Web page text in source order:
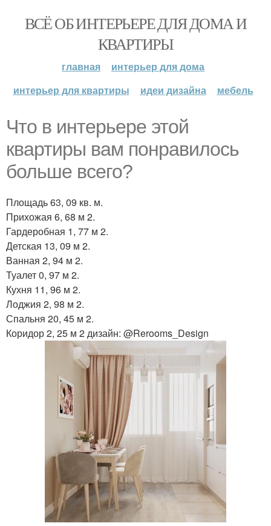
ВСЁ ОБ ИНТЕРЬЕРЕ ДЛЯ ДОМА И
КВАРТИРЫ
главная
интерьер для дома
интерьер для квартиры
идеи дизайна мебель
Что в интерьере этой
квартиры вам понравилось
больше всего?
Площадь 63, 09 кв. м.
Прихожая 6, 68 м 2.
Гардеробная 1, 77 м 2.
Детская 13, 09 м 2.
Ванная 2, 94 м 2.
Туалет 0, 97 м 2.
Кухня 11, 96 м 2.
Лоджия 2, 98 м 2.
Спальня 20, 45 м 2.
Коридор 2, 25 м 2 дизайн: @Rerooms_Design